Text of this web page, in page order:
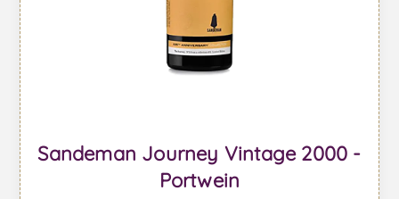
Sandeman Journey Vintage 2000 -
Portwein